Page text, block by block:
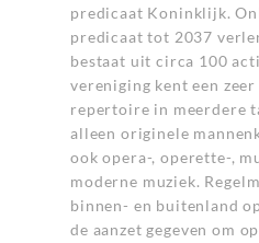
predicaat Koninklijk.
predicaat tot 2037
bestaat uit circa 100
vereniging kent een
repertoire in meerdere
alleen originele
ook opera-, operette-,
moderne muziek.
binnen- en buitenland
de aanzet gegeven om